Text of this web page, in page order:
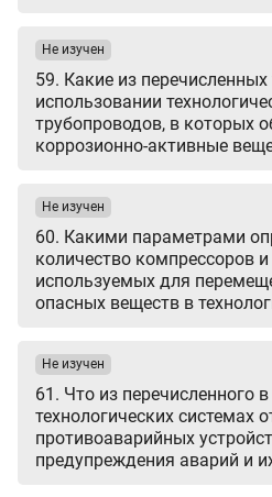
59. Какие из
использовании
трубопроводов, в которых
коррозионно-активные
Не изучен
60. Какими параметрами
количество компрессоров и
используемых для
опасных веществ в
Не изучен
61. Что из перечисленного
технологических системах
противоаварийных
предупреждения аварий и
Не изучен